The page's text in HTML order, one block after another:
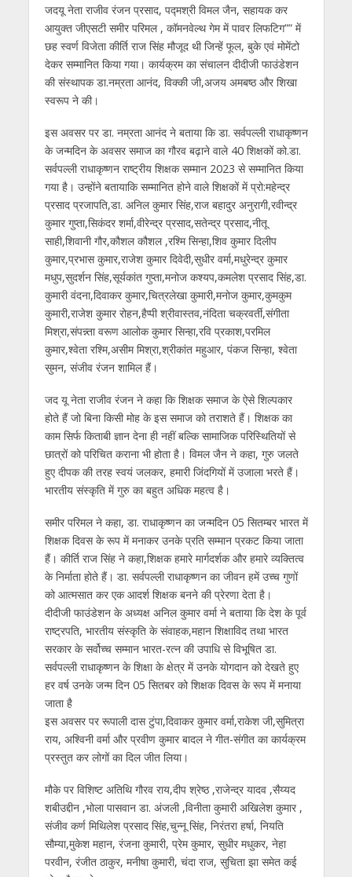
जदयू नेता राजीव रंजन प्रसाद, पद्मश्री विमल जैन, सहायक कर
आयुक्त जीएसटी समीर परिमल , कॉमनवेल्थ गेम में पावर लिफटिग”” में
छह स्वर्ण विजेता कीर्ति राज सिंह मौजूद थी जिन्हें फूल, बुके एवं मोमेंटो
देकर सम्मानित किया गया। कार्यक्रम का संचालन दीदीजी फाउंडेशन
की संस्थापक डा.नम्रता आनंद, विक्की जी,अजय अमबष्ठ और शिखा
स्वरूप ने की।
इस अवसर पर डा. नम्रता आनंद ने बताया कि डा. सर्वपल्ली राधाकृष्णन
के जन्मदिन के अवसर समाज का गौरव बढ़ाने वाले 40 शिक्षकों को.डा.
सर्वपल्ली राधाकृष्णन राष्ट्रीय शिक्षक सम्मान 2023 से सम्मानित किया
गया है। उन्होंने बतायाकि सम्मानित होने वाले शिक्षकों में प्रो:महेन्द्र
प्रसाद प्रजापति,डा. अनिल कुमार सिंह,राज बहादुर अनुरागी,रवीन्द्र
कुमार गुप्ता,सिकंदर शर्मा,वीरेन्द्र प्रसाद,सतेन्द्र प्रसाद,नीतू
साही,शिवानी गौर,कौशल कौशल ,रश्मि सिन्हा,शिव कुमार दिलीप
कुमार,प्रभास कुमार,राजेश कुमार दिवेदी,सुधीर वर्मा,मधुरेन्द्र कुमार
मधुप,सुदर्शन सिंह,सूर्यकांत गुप्ता,मनोज कश्यप,कमलेश प्रसाद सिंह,डा.
कुमारी वंदना,दिवाकर कुमार,चित्रलेखा कुमारी,मनोज कुमार,कुमकुम
कुमारी,राजेश कुमार रोहन,हैप्पी श्रीवास्तव,नंदिता चक्रवर्ती,संगीता
मिश्रा,संपन्न्ता वरूण आलोक कुमार सिन्हा,रवि प्रकाश,परमिल
कुमार,श्वेता रश्मि,असीम मिश्रा,श्रीकांत महुआर, पंकज सिन्हा, श्वेता
सुमन, संजीव रंजन शामिल हैं।
जद यू नेता राजीव रंजन ने कहा कि शिक्षक समाज के ऐसे शिल्पकार
होते हैं जो बिना किसी मोह के इस समाज को तराशते हैं। शिक्षक का
काम सिर्फ किताबी ज्ञान देना ही नहीं बल्कि सामाजिक परिस्थितियों से
छात्रों को परिचित कराना भी होता है। विमल जैन ने कहा, गुरु जलते
हुए दीपक की तरह स्वयं जलकर, हमारी जिंदगियों में उजाला भरते हैं।
भारतीय संस्कृति में गुरु का बहुत अधिक महत्व है।
समीर परिमल ने कहा, डा. राधाकृष्णन का जन्मदिन 05 सितम्बर भारत में
शिक्षक दिवस के रूप में मनाकर उनके प्रति सम्मान प्रकट किया जाता
हैं। कीर्ति राज सिंह ने कहा,शिक्षक हमारे मार्गदर्शक और हमारे व्यक्तित्व
के निर्माता होते हैं। डा. सर्वपल्ली राधाकृष्णन का जीवन हमें उच्च गुणों
को आत्मसात कर एक आदर्श शिक्षक बनने की प्रेरणा देता है।
दीदीजी फाउंडेशन के अध्यक्ष अनिल कुमार वर्मा ने बताया कि देश के पूर्व
राष्ट्रपति, भारतीय संस्कृति के संवाहक,महान शिक्षाविद तथा भारत
सरकार के सर्वोच्च सम्मान भारत-रत्न की उपाधि से विभूषित डा.
सर्वपल्ली राधाकृष्णन के शिक्षा के क्षेत्र में उनके योगदान को देखते हुए
हर वर्ष उनके जन्म दिन 05 सितबर को शिक्षक दिवस के रूप में मनाया
जाता है
इस अवसर पर रूपाली दास टुंपा,दिवाकर कुमार वर्मा,राकेश जी,सुमित्रा
राय, अश्विनी वर्मा और प्रवीण कुमार बादल ने गीत-संगीत का कार्यक्रम
प्रस्तुत कर लोगों का दिल जीत लिया।
मौके पर विशिष्ट अतिथि गौरव राय,दीप श्रेष्ठ ,राजेन्द्र यादव ,सैय्यद
शबीउद्दीन ,भोला पासवान डा. अंजली ,विनीता कुमारी अखिलेश कुमार ,
संजीव कर्ण मिथिलेश प्रसाद सिंह,चुन्नू सिंह, निरंतरा हर्षा, नियति
सौम्या,मुकेश महान, रंजना कुमारी, प्रेम कुमार, सुधीर मधुकर, नेहा
परवीन, रंजीत ठाकुर, मनीषा कुमारी, चंदा राज, सुचिता झा समेत कई